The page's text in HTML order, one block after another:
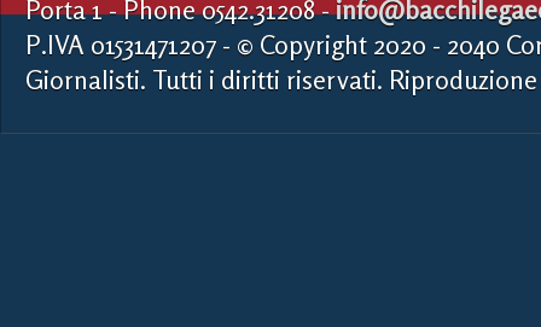
Porta 1 - Phone 0542.31208 -
P.IVA 01531471207 - © Copyright 2020 - 2040
Giornalisti. Tutti i diritti riservati.